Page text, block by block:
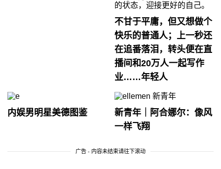
不甘于平庸，但又想做个
快乐的普通人；上一秒还
在追番落泪，转头便在直
播间和20万人一起写作
业……年轻人
内娱男明星美德图鉴
新青年｜阿合娜尔：像风
一样飞翔
广告 - 内容未结束请往下滚动